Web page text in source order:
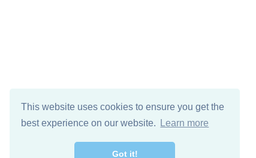
This website uses cookies to ensure you get the
best experience on our website.
Learn more
Got it!